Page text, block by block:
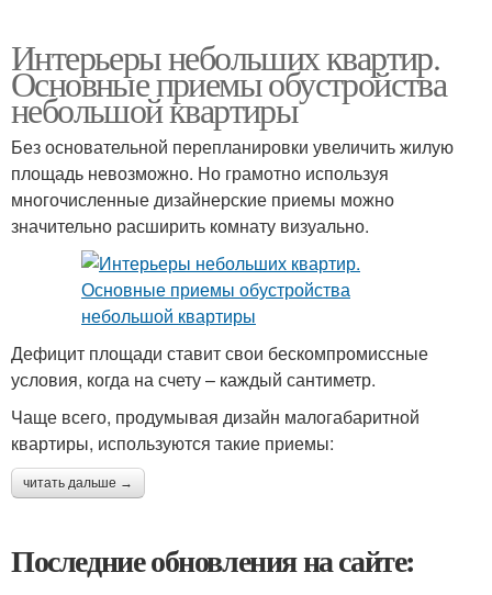
Интерьеры небольших квартир.
Основные приемы обустройства
небольшой квартиры
Без основательной перепланировки увеличить жилую
площадь невозможно. Но грамотно используя
многочисленные дизайнерские приемы можно
значительно расширить комнату визуально.
Дефицит площади ставит свои бескомпромиссные
условия, когда на счету – каждый сантиметр.
Чаще всего, продумывая дизайн малогабаритной
квартиры, используются такие приемы:
читать дальше →
Последние обновления на сайте: